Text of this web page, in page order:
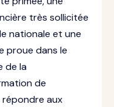
très sollicitée
nationale et une
proue dans le
de la
de
répondre aux